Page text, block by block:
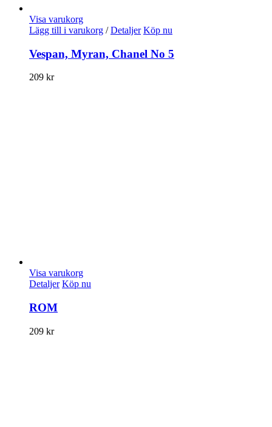
Visa varukorg
Lägg till i varukorg / Detaljer Köp nu
Vespan, Myran, Chanel No 5
209 kr
Visa varukorg
Detaljer Köp nu
ROM
209 kr